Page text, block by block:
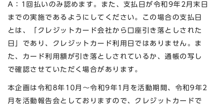
A：1回払いのみ認めます。また、支払日が令和9年2月末日
までの実施であるようにしてください。この場合の支払日
とは、「クレジットカード会社から口座引き落としされた
日」であり、クレジットカード利用日ではありません。ま
た、カード利用額が引き落としされているか、通帳の写し
で確認させていただく場合があります。
本企画は令和8年10月～令和9年1月を活動期間、令和9年2
月を活動報告会としておりますので、クレジットカードで